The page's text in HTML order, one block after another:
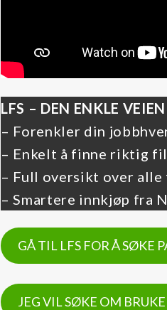
LFS – DEN ENKLE
– Forenkler din
– Enkelt å finne riktig
– Full oversikt over
– Smartere innkjøp fra
GÅ TIL LFS FOR Å SØKE
JEG VIL SØKE OM